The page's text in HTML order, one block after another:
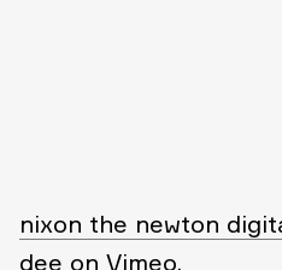
nixon the newton
dee on Vimeo.